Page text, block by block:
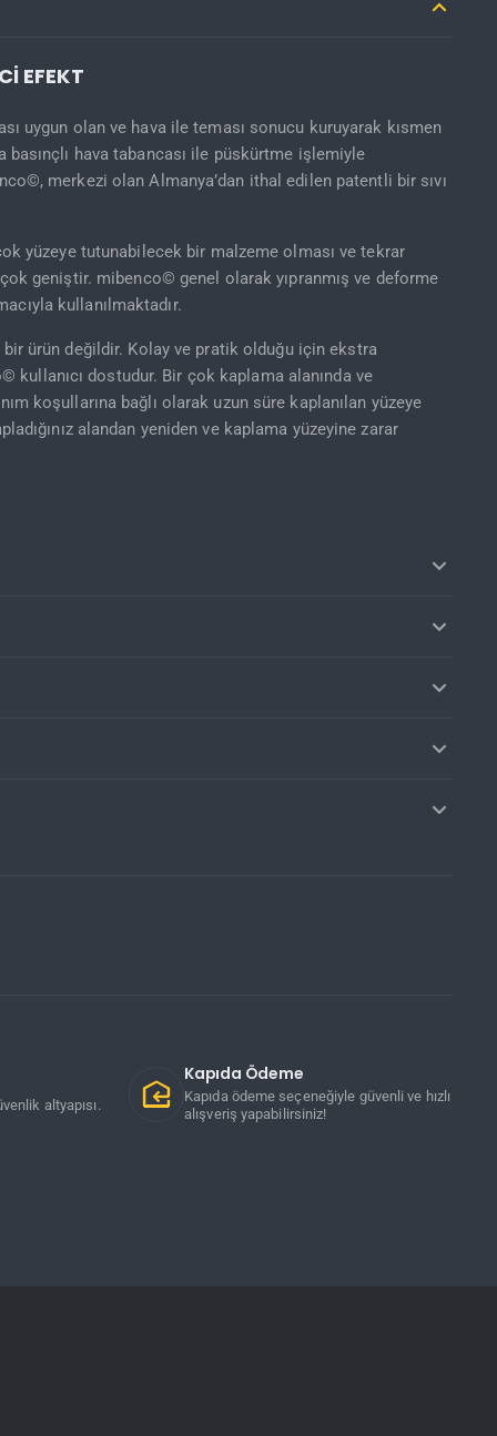
EFEKT
uygun olan ve hava ile teması sonucu kuruyarak kısmen
basınçlı hava tabancası ile püskürtme işlemiyle
merkezi olan Almanya’dan ithal edilen patentli bir sıvı
yüzeye tutunabilecek bir malzeme olması ve tekrar
geniştir. mibenco© genel olarak yıpranmış ve deforme
kullanılmaktadır.
ürün değildir. Kolay ve pratik olduğu için ekstra
kullanıcı dostudur. Bir çok kaplama alanında ve
koşullarına bağlı olarak uzun süre kaplanılan yüzeye
alandan yeniden ve kaplama yüzeyine zarar
altyapısı.
Kapıda Ödeme
Kapıda ödeme seçeneğiyle güvenli ve hızlı
alışveriş yapabilirsiniz!